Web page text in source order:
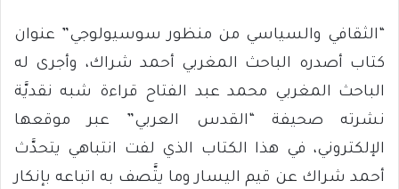
“الثقافي والسياسي من منظور سوسيولوجي” عنوان
كتاب أصدره الباحث المغربي أحمد شراك، وأجرى له
الباحث المغربي محمد عبد الفتاح قراءة شبه نقديَّة
نشرته صحيفة “القدس العربي” عبر موقعها
الإلكتروني، في هذا الكتاب الذي لفت انتباهي يتحدَّث
أحمد شراك عن قيم اليسار وما يتَّصف به اتباعه بإنكار